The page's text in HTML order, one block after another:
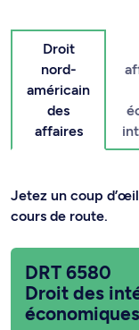
Droit
nord-
américain
des
affaires
Jetez un coup
cours de route.
DRT 6580
Droit des
économiques